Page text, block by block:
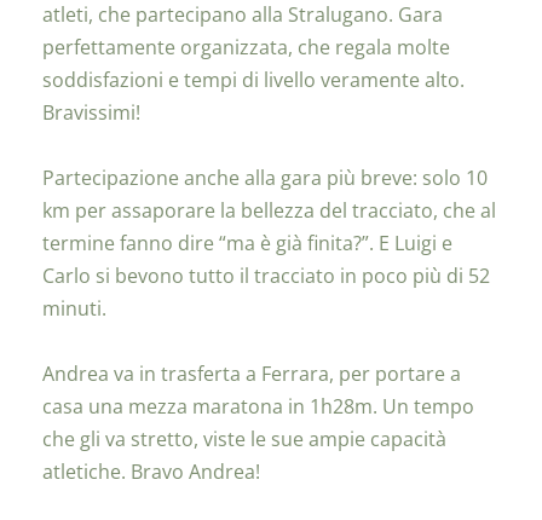
atleti, che partecipano alla Stralugano. Gara
perfettamente organizzata, che regala molte
soddisfazioni e tempi di livello veramente alto.
Bravissimi!
Partecipazione anche alla gara più breve: solo 10
km per assaporare la bellezza del tracciato, che al
termine fanno dire “ma è già finita?”. E Luigi e
Carlo si bevono tutto il tracciato in poco più di 52
minuti.
Andrea va in trasferta a Ferrara, per portare a
casa una mezza maratona in 1h28m. Un tempo
che gli va stretto, viste le sue ampie capacità
atletiche. Bravo Andrea!